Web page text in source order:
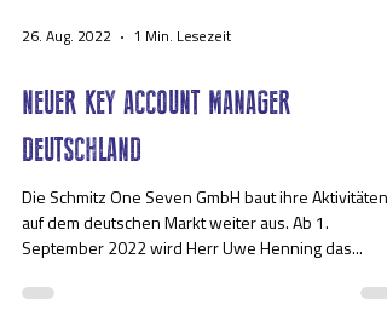
26. Aug. 2022 1 Min. Lesezeit
NEUER KEY ACCOUNT MANAGER
DEUTSCHLAND
auf dem deutschen Markt weiter aus. Ab 1.